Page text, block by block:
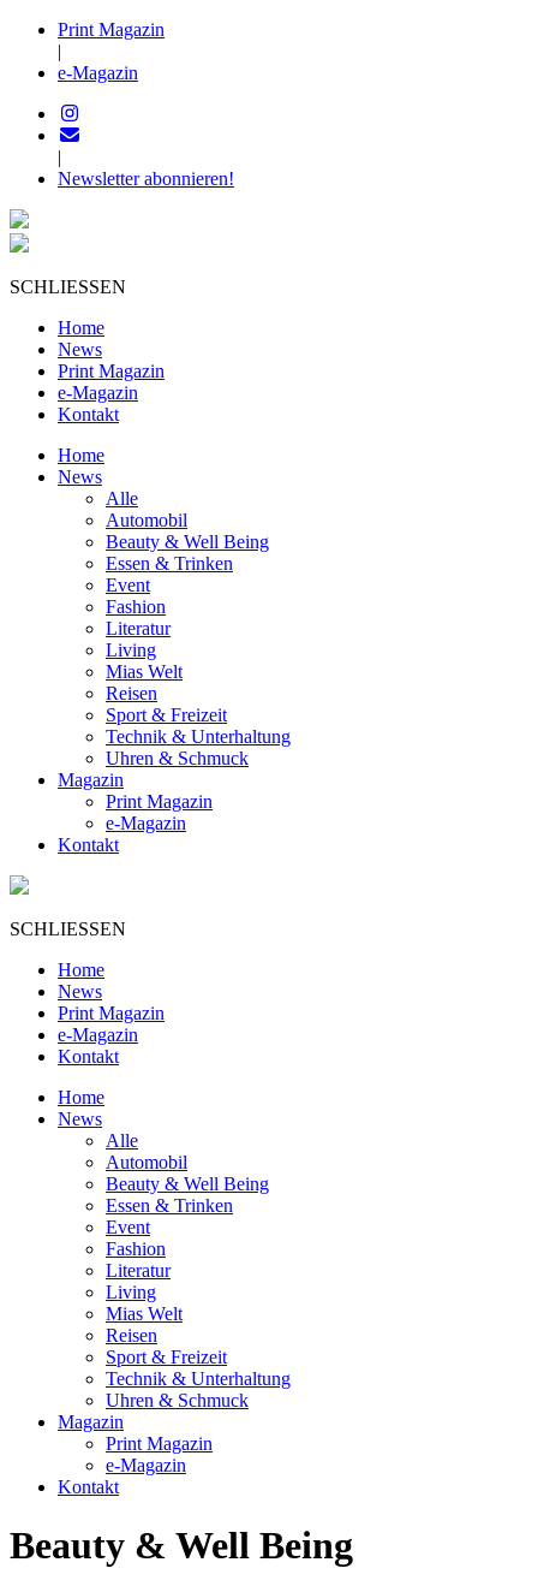
Print Magazin
|
e-Magazin
|
Newsletter abonnieren!
SCHLIESSEN
Home
News
Print Magazin
e-Magazin
Kontakt
Home
News
Alle
Automobil
Beauty & Well Being
Essen & Trinken
Event
Fashion
Literatur
Living
Mias Welt
Reisen
Sport & Freizeit
Technik & Unterhaltung
Uhren & Schmuck
Magazin
Print Magazin
e-Magazin
Kontakt
SCHLIESSEN
Home
News
Print Magazin
e-Magazin
Kontakt
Home
News
Alle
Automobil
Beauty & Well Being
Essen & Trinken
Event
Fashion
Literatur
Living
Mias Welt
Reisen
Sport & Freizeit
Technik & Unterhaltung
Uhren & Schmuck
Magazin
Print Magazin
e-Magazin
Kontakt
Beauty & Well Being